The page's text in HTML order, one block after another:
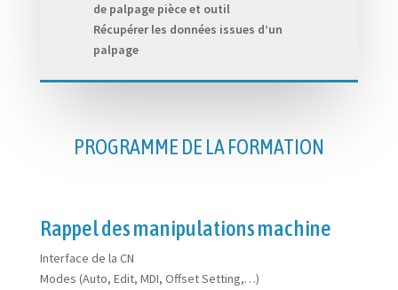
de palpage pièce et outil
Récupérer les données issues d’un
palpage
PROGRAMME DE LA FORMATION
Rappel des manipulations machine
Interface de la CN
Modes (Auto, Edit, MDI, Offset Setting,…)